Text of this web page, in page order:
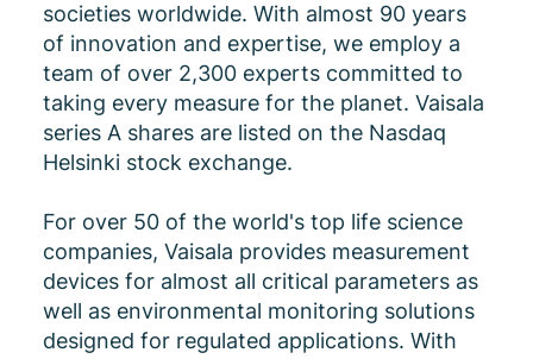
societies worldwide. With almost 90 years
of innovation and expertise, we employ a
team of over 2,300 experts committed to
taking every measure for the planet. Vaisala
series A shares are listed on the Nasdaq
Helsinki stock exchange.
For over 50 of the world's top life science
companies, Vaisala provides measurement
devices for almost all critical parameters as
well as environmental monitoring solutions
designed for regulated applications. With